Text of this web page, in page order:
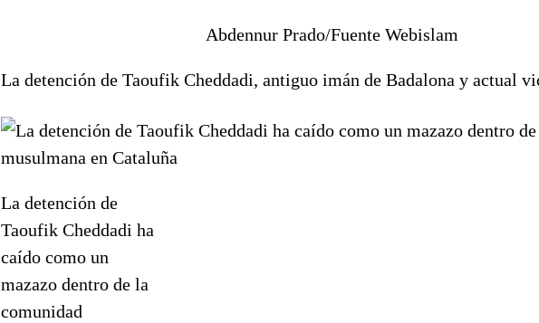
Abdennur Prado/Fuente Webislam
La detención de
Taoufik Cheddadi ha
caído como un
mazazo dentro de la
comunidad
La detención de Taoufik Cheddadi, antiguo imán de Badalona y actual